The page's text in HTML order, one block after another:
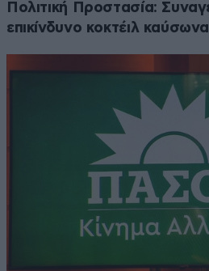
Πολιτική Προστασία:
επικίνδυνο κοκτέιλ